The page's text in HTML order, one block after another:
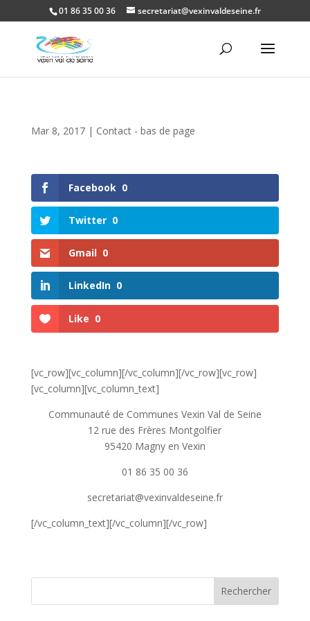
01 86 35 00 36 secretariat@vexinvaldeseine.fr
Mar 8, 2017| Contact - bas de page
Facebook 0
Twitter 0
Gmail 0
LinkedIn 0
Like 0
[vc_row][vc_column][/vc_column][/vc_row][vc_row]
[vc_column][vc_column_text]
Communauté de Communes Vexin Val de Seine
12 rue des Frères Montgolfier
95420 Magny en Vexin
01 86 35 00 36
secretariat@vexinvaldeseine.fr
[/vc_column_text][/vc_column][/vc_row]